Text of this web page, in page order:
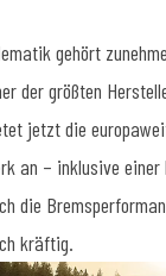
gehört
der größten
jetzt die
an – inklusive
die
kräftig.